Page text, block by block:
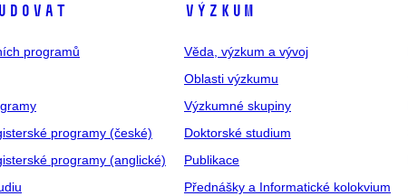
programů
programy (české)
programy (anglické)
VÝZKUM
Věda, výzkum a vývoj
Oblasti výzkumu
Výzkumné skupiny
Doktorské studium
Publikace
Přednášky a Informatické kolokvium